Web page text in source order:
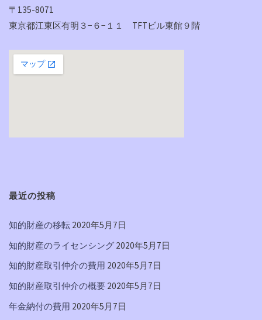
〒135-8071
東京都江東区有明３−６−１１ TFTビル東館９階
最近の投稿
知的財産の移転 2020年5月7日
知的財産のライセンシング 2020年5月7日
知的財産取引仲介の費用 2020年5月7日
知的財産取引仲介の概要 2020年5月7日
年金納付の費用 2020年5月7日